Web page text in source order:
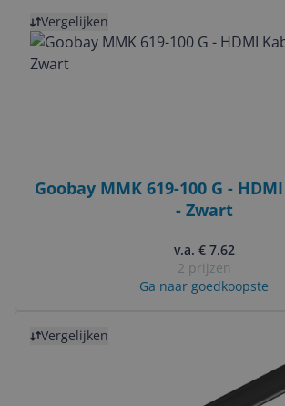
Vergelijken
Goobay MMK 619-100 G -
- Zwart
v.a. € 7,62
2 prijzen
Ga naar goedkoopste
Vergelijken